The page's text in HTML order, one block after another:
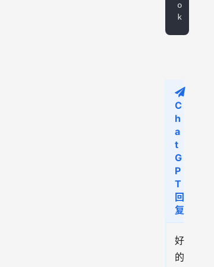
o
k
C
h
a
t
G
P
T
回
复
好
的